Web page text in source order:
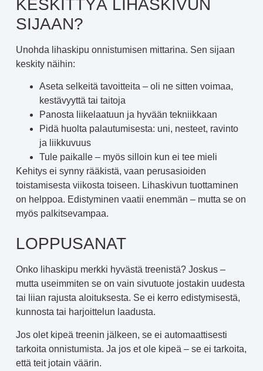
KESKITTYÄ LIHASKIVUN
SIJAAN?
Unohda lihaskipu onnistumisen mittarina. Sen sijaan
keskity näihin:
Aseta selkeitä tavoitteita – oli ne sitten voimaa,
kestävyyttä tai taitoja
Panosta liikelaatuun ja hyvään tekniikkaan
Pidä huolta palautumisesta: uni, nesteet, ravinto
ja liikkuvuus
Tule paikalle – myös silloin kun ei tee mieli
Kehitys ei synny rääkistä, vaan perusasioiden
toistamisesta viikosta toiseen. Lihaskivun tuottaminen
on helppoa. Edistyminen vaatii enemmän – mutta se on
myös palkitsevampaa.
LOPPUSANAT
Onko lihaskipu merkki hyvästä treenistä? Joskus –
mutta useimmiten se on vain sivutuote jostakin uudesta
tai liian rajusta aloituksesta. Se ei kerro edistymisestä,
kunnosta tai harjoittelun laadusta.
Jos olet kipeä treenin jälkeen, se ei automaattisesti
tarkoita onnistumista. Ja jos et ole kipeä – se ei tarkoita,
että teit jotain väärin.